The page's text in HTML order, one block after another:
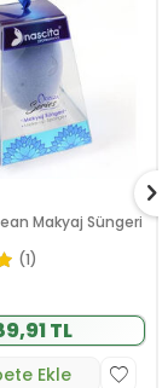
Makyaj Süngeri
(1)
TL
Ekle